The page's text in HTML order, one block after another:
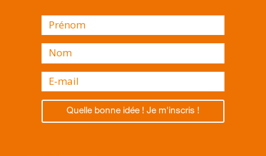
Quelle bonne idée ! Je m'inscris !